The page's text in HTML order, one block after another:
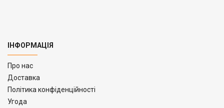
ІНФОРМАЦІЯ
Про нас
Доставка
Політика конфіденційності
Угода